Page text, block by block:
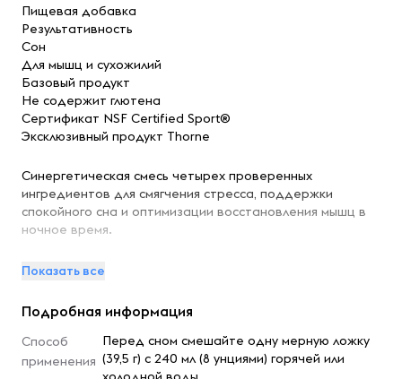
Пищевая добавка
Результативность
Сон
Для мышц и сухожилий
Базовый продукт
Не содержит глютена
Сертификат NSF Certified Sport®
Эксклюзивный продукт Thorne
Синергетическая смесь четырех проверенных
ингредиентов для смягчения стресса, поддержки
спокойного сна и оптимизации восстановления мышц в
ночное время.
Получите максимальную отдачу от тренировок и
сывороточного протеина, триптофана, бисглицината
магния и PharmaGABA®, который способствует
спокойному сну и оптимизирует восстановление в
порошке с великолепным шоколадным вкусом.
Показать все
Подробная информация
Способ
применения
Перед сном смешайте одну мерную ложку
(39,5 г) с 240 мл (8 унциями) горячей или